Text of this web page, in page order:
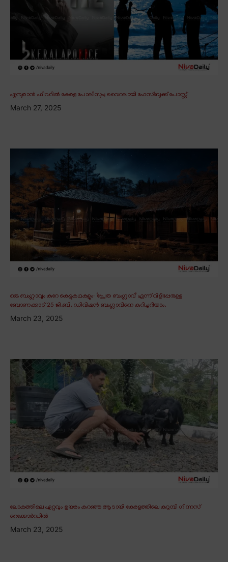
എമ്പുരാൻ ഫീവറിൽ കേരള പോലീസും; വൈറലായി ഫേസ്ബുക്ക് പോസ്റ്റ്
March 27, 2025
ഒരു ബംഗ്ലാവും കുറേ കെട്ടുകഥകളും∙ ‘പ്രേത ബംഗ്ലാവ്’ എന്ന് വിളിപ്പേരുള്ള
ബോണക്കാട് 25 ജി.ബി. ഡിവിഷൻ ബംഗ്ലാവിനെ കുറിച്ചറിയാം.
March 23, 2025
ലോകത്തിലെ ഏറ്റവും ഉയരം കുറഞ്ഞ ആടായി കേരളത്തിലെ കറുമ്പി ഗിന്നസ്
റെക്കോർഡിൽ
March 23, 2025